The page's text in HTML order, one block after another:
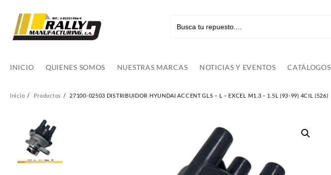
contenido
INICIO QUIENES SOMOS NUESTRAS MARCAS NOTICIAS Y EVENTOS CATÁLOGOS
Inicio Productos 27100-02503 DISTRIBUIDOR HYUNDAI ACCENT GLS – L – EXCEL M1.3 – 1.5L (93-99) 4CIL (526)